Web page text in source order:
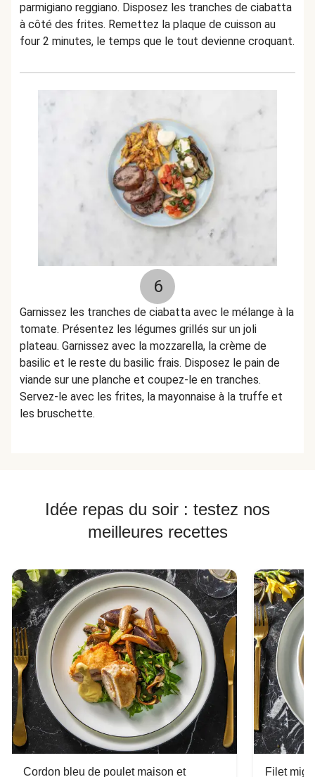
parmigiano reggiano. Disposez les tranches de ciabatta
à côté des frites. Remettez la plaque de cuisson au
four 2 minutes, le temps que le tout devienne croquant.
6
Garnissez les tranches de ciabatta avec le mélange à la
tomate. Présentez les légumes grillés sur un joli
plateau. Garnissez avec la mozzarella, la crème de
basilic et le reste du basilic frais. Disposez le pain de
viande sur une planche et coupez-le en tranches.
Servez-le avec les frites, la mayonnaise à la truffe et
les bruschette.
Idée repas du soir : testez nos
meilleures recettes
Cordon bleu de poulet maison et
Filet